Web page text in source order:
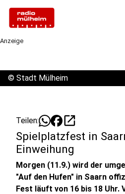
Anzeige
© Stadt Mülheim
Teilen: open_in_new
Spielplatzfest in
Einweihung
Morgen (11.9.) wird der
"Auf den Hufen" in Saarn
Fest läuft von 16 bis 18 Uhr.